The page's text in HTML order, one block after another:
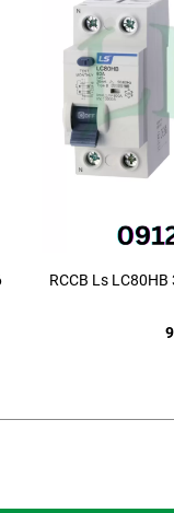
RCCB Ls